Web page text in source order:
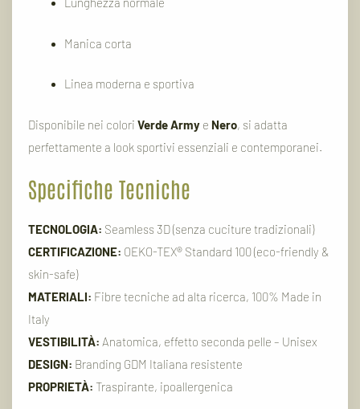
Manica corta
Linea moderna e sportiva
Disponibile nei colori Verde Army e Nero, si adatta
perfettamente a look sportivi essenziali e contemporanei.
Specifiche Tecniche
TECNOLOGIA: Seamless 3D (senza cuciture tradizionali)
CERTIFICAZIONE: OEKO-TEX® Standard 100 (eco-friendly &
skin-safe)
MATERIALI: Fibre tecniche ad alta ricerca, 100% Made in
Italy
VESTIBILITÀ: Anatomica, effetto seconda pelle – Unisex
DESIGN: Branding GDM Italiana resistente
PROPRIETÀ: Traspirante, ipoallergenica